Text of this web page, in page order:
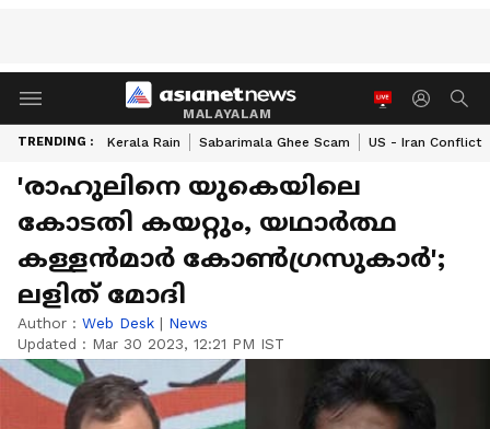
MALAYALAM
TRENDING : Kerala Rain Sabarimala Ghee Scam US - Iran Conflict
'രാഹുലിനെ യുകെയിലെ
കോടതി കയറ്റും, യഥാര്‍ത്ഥ
കള്ളന്‍മാര്‍ കോണ്‍ഗ്രസുകാർ';
ലളിത് മോദി
Author : Web Desk | News
Updated : Mar 30 2023, 12:21 PM IST